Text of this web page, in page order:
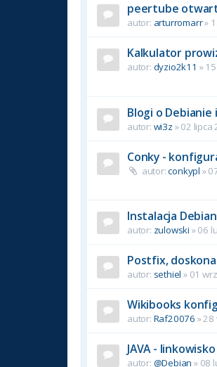
peertube
autor: arturromarr»
Kalkulator
autor: dyzio2k11 »
Blogi o Debianie
autor: wi3z » 02 lipca
Conky -
autor:conkypl »
Instalacja
autor: zulowski » 06
Postfix, doskona
autor: sethiel » 01
Wikibooks
autor: Raf20076 »
JAVA - linkowisko
autor: @Debian » 08